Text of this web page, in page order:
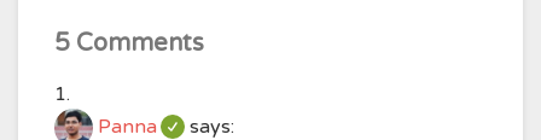
5 Comments
Panna says: